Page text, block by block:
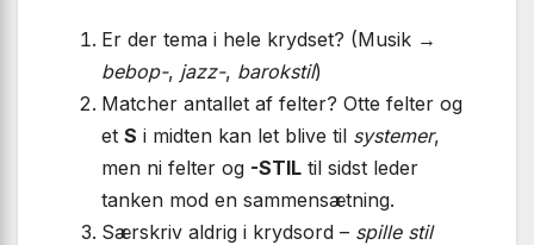
Er der tema i hele krydset? (Musik →
bebop-, jazz-, barokstil)
Matcher antallet af felter? Otte felter og
et S i midten kan let blive til systemer,
men ni felter og -STIL til sidst leder
tanken mod en sammensætning.
Særskriv aldrig i krydsord – spille stil